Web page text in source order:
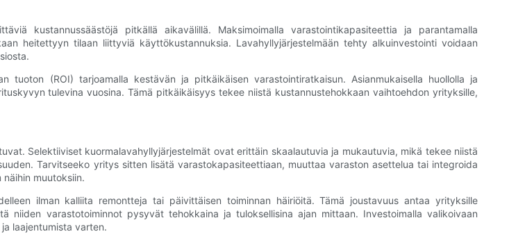
kustannussäästöjä pitkällä aikavälillä. Maksimoimalla varastointikapasiteettia ja parantamalla
heitettyyn tilaan liittyviä käyttökustannuksia. Lavahyllyjärjestelmään tehty alkuinvestointi voidaan
tuoton (ROI) tarjoamalla kestävän ja pitkäikäisen varastointiratkaisun. Asianmukaisella huollolla ja
tulevina vuosina. Tämä pitkäikäisyys tekee niistä kustannustehokkaan vaihtoehdon yrityksille,
Selektiiviset kuormalavahyllyjärjestelmät ovat erittäin skaalautuvia ja mukautuvia, mikä tekee niistä
Tarvitseeko yritys sitten lisätä varastokapasiteettiaan, muuttaa varaston asettelua tai integroida
muutoksiin.
ilman kalliita remontteja tai päivittäisen toiminnan häiriöitä. Tämä joustavuus antaa yrityksille
niiden varastotoiminnot pysyvät tehokkaina ja tuloksellisina ajan mittaan. Investoimalla valikoivaan
laajentumista varten.